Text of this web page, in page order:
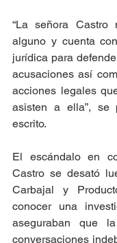
“La señora Castro
alguno y cuenta
jurídica para
acusaciones así
acciones legales
asisten a ella”, se
escrito.
El escándalo en
Castro se desató
Carbajal y
conocer una
aseguraban que
conversaciones